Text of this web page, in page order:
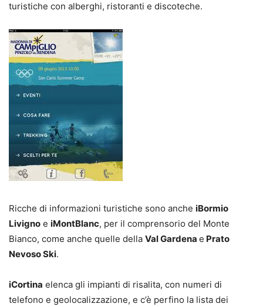
turistiche con alberghi, ristoranti e discoteche.
Ricche di informazioni turistiche sono anche iBormio
Livigno e iMontBlanc, per il comprensorio del Monte
Bianco, come anche quelle della Val Gardena e Prato
Nevoso Ski.
iCortina elenca gli impianti di risalita, con numeri di
telefono e geolocalizzazione, e c’è perfino la lista dei